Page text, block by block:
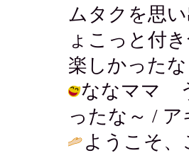
ムタクを思
ょこっと付
楽しかった
ななママ
ったな～ / ア
ようこそ